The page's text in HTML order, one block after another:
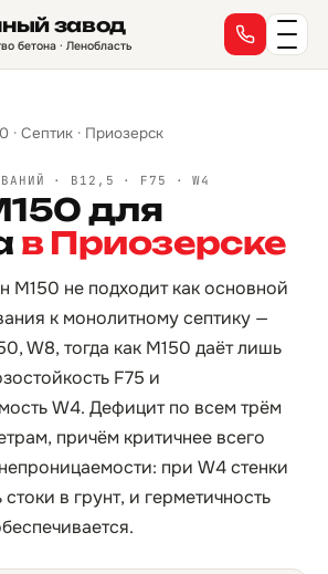
завод
бетона · Ленобласть
· Септик · Приозерск
· B12,5 · F75 · W4
для
в Приозерске
М150 не подходит как основной
к монолитному септику —
W8, тогда как М150 даёт лишь
F75 и
W4. Дефицит по всем трём
причём критичнее всего
при W4 стенки
в грунт, и герметичность